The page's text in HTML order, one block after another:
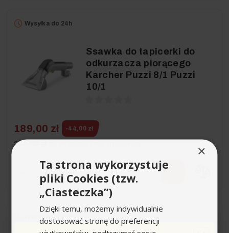
Wysyłka do 24h
Ssawka do tapicerki do
odkurzacza piorącego
Karcher Puzzi 8/1 Puzzi
10/1
189,00 zł -44,00 zł
233,00 zł
+
Wysyłka do 24h
×
Ta strona wykorzystuje
pliki Cookies (tzw.
„Ciasteczka”)
Dzięki temu, możemy indywidualnie
dostosować stronę do preferencji